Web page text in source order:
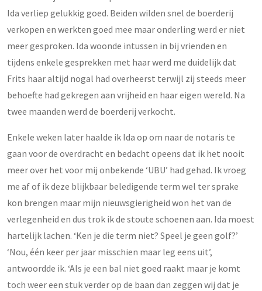
Ida verliep gelukkig goed. Beiden wilden snel de boerderij
verkopen en werkten goed mee maar onderling werd er niet
meer gesproken. Ida woonde intussen in bij vrienden en
tijdens enkele gesprekken met haar werd me duidelijk dat
Frits haar altijd nogal had overheerst terwijl zij steeds meer
behoefte had gekregen aan vrijheid en haar eigen wereld. Na
twee maanden werd de boerderij verkocht.
Enkele weken later haalde ik Ida op om naar de notaris te
gaan voor de overdracht en bedacht opeens dat ik het nooit
meer over het voor mij onbekende ‘UBU’ had gehad. Ik vroeg
me af of ik deze blijkbaar beledigende term wel ter sprake
kon brengen maar mijn nieuwsgierigheid won het van de
verlegenheid en dus trok ik de stoute schoenen aan. Ida moest
hartelijk lachen. ‘Ken je die term niet? Speel je geen golf?’
‘Nou, één keer per jaar misschien maar leg eens uit’,
antwoordde ik. ‘Als je een bal niet goed raakt maar je komt
toch weer een stuk verder op de baan dan zeggen wij dat je